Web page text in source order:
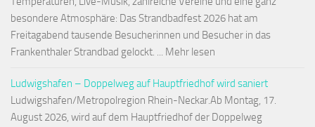
besondere Atmosphäre: Das Strandbadfest 2026 hat am
Freitagabend tausende Besucherinnen und Besucher in das
Frankenthaler Strandbad gelockt. ... Mehr lesen
Ludwigshafen – Doppelweg auf Hauptfriedhof wird saniert
Ludwigshafen/Metropolregion Rhein-Neckar.Ab Montag, 17.
August 2026, wird auf dem Hauptfriedhof der Doppelweg